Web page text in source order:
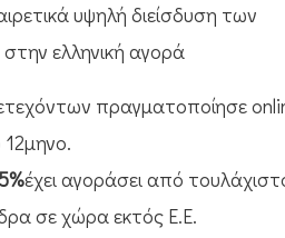
υψηλή διείσδυση των
ελληνική αγορά
πραγματοποίησε
έχει αγοράσει από
σε χώρα εκτός Ε.Ε.